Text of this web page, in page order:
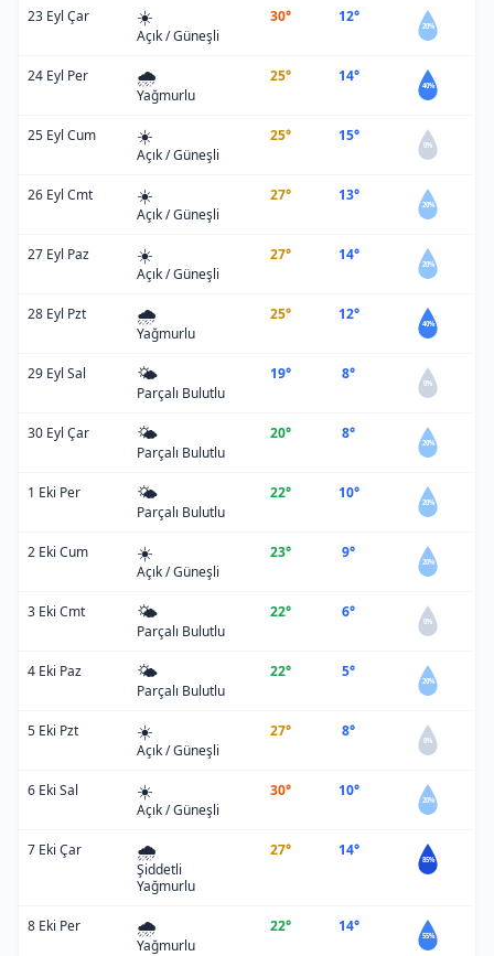
23 Eyl Çar ☀️
Açık / Güneşli
30° 12°
20%
24 Eyl Per 🌧️
Yağmurlu
25° 14°
40%
25 Eyl Cum ☀️
Açık / Güneşli
25° 15°
0%
26 Eyl Cmt ☀️
Açık / Güneşli
27° 13°
20%
27 Eyl Paz ☀️
Açık / Güneşli
27° 14°
20%
28 Eyl Pzt 🌧️
Yağmurlu
25° 12°
40%
29 Eyl Sal 🌤️
Parçalı Bulutlu
19° 8°
0%
30 Eyl Çar 🌤️
Parçalı Bulutlu
20° 8°
20%
1 Eki Per 🌤️
Parçalı Bulutlu
22° 10°
20%
2 Eki Cum ☀️
Açık / Güneşli
23° 9°
20%
3 Eki Cmt 🌤️
Parçalı Bulutlu
22° 6°
0%
4 Eki Paz 🌤️
Parçalı Bulutlu
22° 5°
20%
5 Eki Pzt ☀️
Açık / Güneşli
27° 8°
0%
6 Eki Sal ☀️
Açık / Güneşli
30° 10°
20%
7 Eki Çar 🌧️
Şiddetli
Yağmurlu
27° 14°
85%
8 Eki Per 🌧️
Yağmurlu
22° 14°
55%